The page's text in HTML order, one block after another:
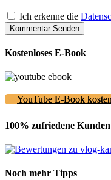
Ich erkenne die
Kostenloses E-Book
YouTube E-Book
100% zufriedene Kunden
Noch mehr Tipps